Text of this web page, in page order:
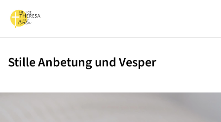
Stille Anbetung und Vesper